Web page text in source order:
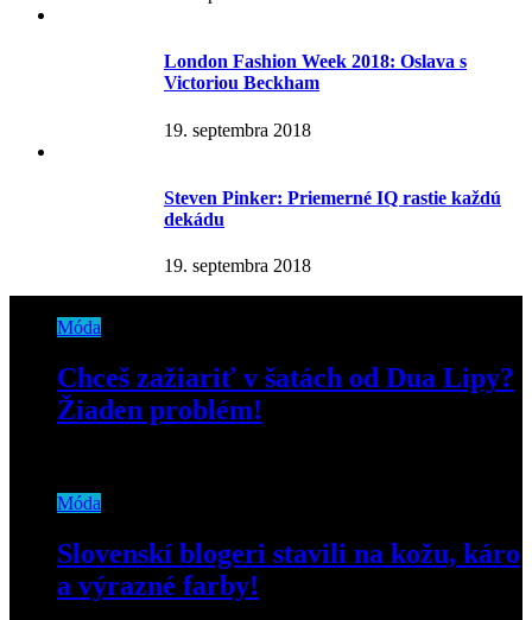
London Fashion Week 2018: Oslava s
Victoriou Beckham
19. septembra 2018
Steven Pinker: Priemerné IQ rastie každú
dekádu
19. septembra 2018
Móda
Chceš zažiariť v šatách od Dua Lipy?
Žiaden problém!
Móda
Slovenskí blogeri stavili na kožu, káro
a výrazné farby!